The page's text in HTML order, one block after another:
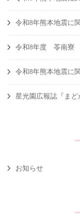
令和8年熊本地震に
令和8年度 苓南寮
令和8年熊本地震に
星光園広報誌『ま
お知らせ